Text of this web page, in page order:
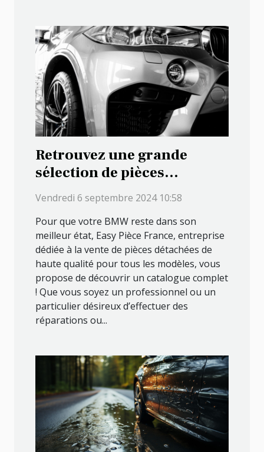
Retrouvez une grande
sélection de pièces
détachées pour votre BMW
avec Easy Pièce France !
Vendredi 6 septembre 2024 10:58
Pour que votre BMW reste dans son
meilleur état, Easy Pièce France, entreprise
dédiée à la vente de pièces détachées de
haute qualité pour tous les modèles, vous
propose de découvrir un catalogue complet
! Que vous soyez un professionnel ou un
particulier désireux d’effectuer des
réparations ou...